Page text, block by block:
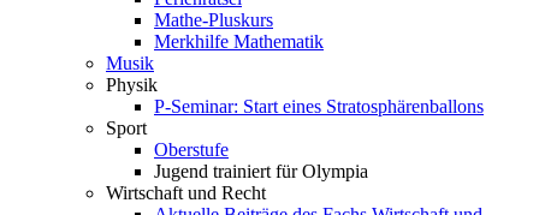
Mathe-Pluskurs
Merkhilfe Mathematik
Musik
Physik
P-Seminar: Start eines Stratosphärenballons
Sport
Oberstufe
Jugend trainiert für Olympia
Wirtschaft und Recht